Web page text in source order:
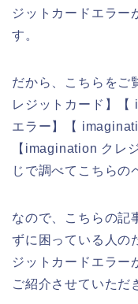
ジットカードエラー
す。
だから、こちらをご
レジットカード】
エラー】【
【imagination クレ
じで調べてこちらの
なので、こちらの記
ずに困っている人の
ジットカードエラー
ご紹介させていただ